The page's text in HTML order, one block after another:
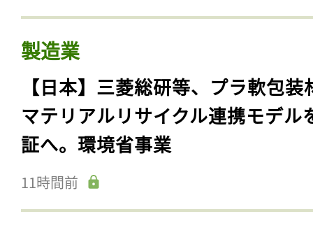
製造業
【日本】三菱総研等、プラ軟包装
マテリアルリサイクル連携モデル
証へ。環境省事業
11時間前